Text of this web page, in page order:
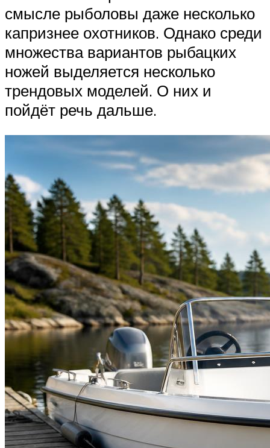
смысле рыболовы даже несколько
капризнее охотников. Однако среди
множества вариантов рыбацких
ножей выделяется несколько
трендовых моделей. О них и
пойдёт речь дальше.